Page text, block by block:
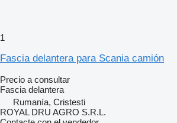
1
Fascia delantera para Scania camión
Precio a consultar
Fascia delantera
Rumanía, Cristesti
ROYAL DRU AGRO S.R.L.